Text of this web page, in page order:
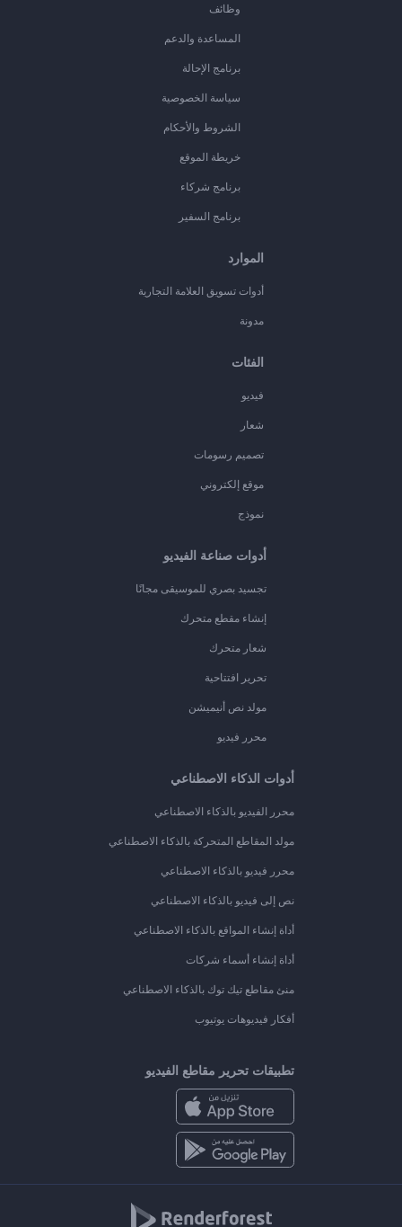
وظائف
المساعدة والدعم
برنامج الإحالة
سياسة الخصوصية
الشروط والأحكام
خريطة الموقع
برنامج شركاء
برنامج السفير
الموارد
أدوات تسويق العلامة التجارية
مدونة
الفئات
فيديو
شعار
تصميم رسومات
موقع إلكتروني
نموذج
أدوات صناعة الفيديو
تجسيد بصري للموسيقى مجانًا
إنشاء مقطع متحرك
شعار متحرك
تحرير افتتاحية
مولد نص أنيميشن
محرر فيديو
أدوات الذكاء الاصطناعي
محرر الفيديو بالذكاء الاصطناعي
مولد المقاطع المتحركة بالذكاء الاصطناعي
محرر فيديو بالذكاء الاصطناعي
نص إلى فيديو بالذكاء الاصطناعي
أداة إنشاء المواقع بالذكاء الاصطناعي
أداة إنشاء أسماء شركات
منئ مقاطع تيك توك بالذكاء الاصطناعي
أفكار فيديوهات يوتيوب
تطبيقات تحرير مقاطع الفيديو